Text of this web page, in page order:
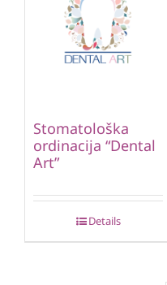
Stomatološka
ordinacija “Dental
Art”
Details